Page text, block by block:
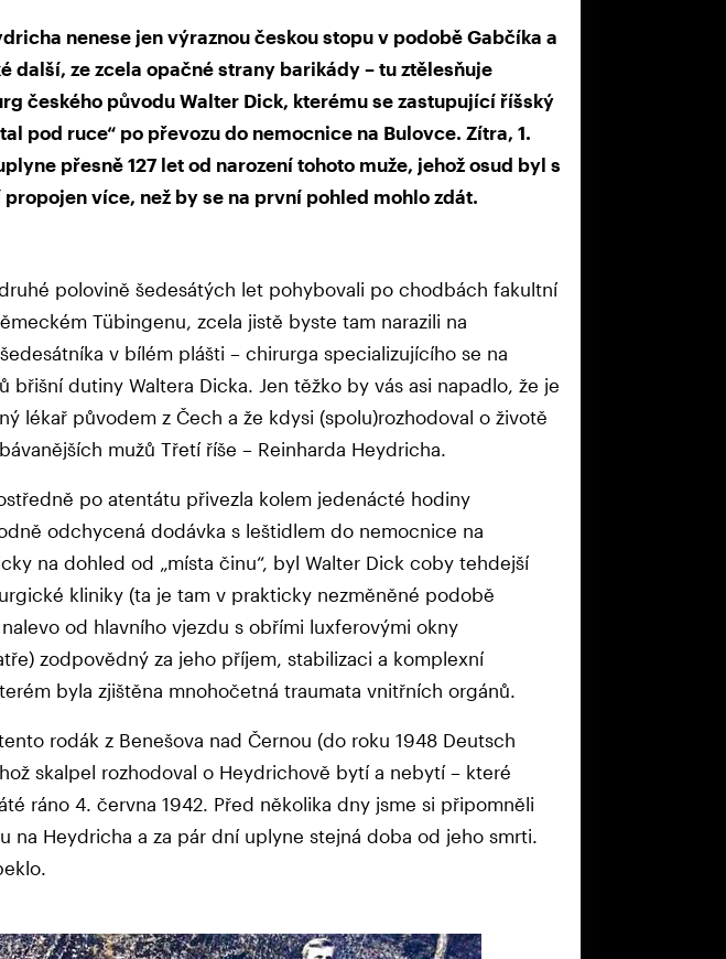
nenese jen výraznou českou stopu v podobě Gabčíka a
další, ze zcela opačné strany barikády – tu ztělesňuje
českého původu Walter Dick, kterému se zastupující říšský
pod ruce“ po převozu do nemocnice na Bulovce. Zítra, 1.
přesně 127 let od narození tohoto muže, jehož osud byl s
více, než by se na první pohled mohlo zdát.
polovině šedesátých let pohybovali po chodbách fakultní
Tübingenu, zcela jistě byste tam narazili na
v bílém plášti – chirurga specializujícího se na
břišní dutiny Waltera Dicka. Jen těžko by vás asi napadlo, že je
lékař původem z Čech a že kdysi (spolu)rozhodoval o životě
mužů Třetí říše – Reinharda Heydricha.
po atentátu přivezla kolem jedenácté hodiny
odchycená dodávka s leštidlem do nemocnice na
na dohled od „místa činu“, byl Walter Dick coby tehdejší
kliniky (ta je tam v prakticky nezměněné podobě
od hlavního vjezdu s obřími luxferovými okny
zodpovědný za jeho příjem, stabilizaci a komplexní
byla zjištěna mnohočetná traumata vnitřních orgánů.
rodák z Benešova nad Černou (do roku 1948 Deutsch
skalpel rozhodoval o Heydrichově bytí a nebytí – které
ráno 4. června 1942. Před několika dny jsme si připomněli
na Heydricha a za pár dní uplyne stejná doba od jeho smrti.